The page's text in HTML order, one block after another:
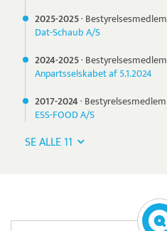
2025-2025· Bestyrelsesmedlem
Dat-Schaub A/S
2024-2025· Bestyrelsesmedlem
Anpartsselskabet af 5.1.2024
2017-2024· Bestyrelsesmedlem
ESS-FOOD A/S
SE ALLE 11